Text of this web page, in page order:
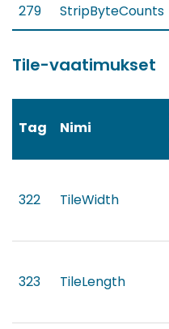
279
StripByteCounts
Tile-vaatimukset
Tag Nimi
322 TileWidth
323 TileLength